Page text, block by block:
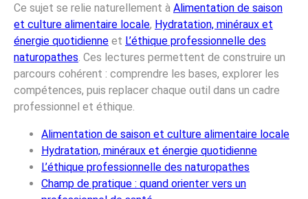
Ce sujet se relie naturellement à Alimentation de saison
et culture alimentaire locale, Hydratation, minéraux et
énergie quotidienne et L’éthique professionnelle des
naturopathes. Ces lectures permettent de construire un
parcours cohérent : comprendre les bases, explorer les
compétences, puis replacer chaque outil dans un cadre
professionnel et éthique.
Alimentation de saison et culture alimentaire locale
Hydratation, minéraux et énergie quotidienne
L’éthique professionnelle des naturopathes
Champ de pratique : quand orienter vers un